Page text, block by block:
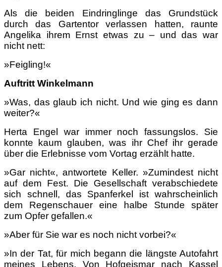
Als die beiden Eindringlinge das Grundstück
durch das Gartentor verlassen hatten, raunte
Angelika ihrem Ernst etwas zu – und das war
nicht nett:
»Feigling!«
Auftritt Winkelmann
»Was, das glaub ich nicht. Und wie ging es dann
weiter?«
Herta Engel war immer noch fassungslos. Sie
konnte kaum glauben, was ihr Chef ihr gerade
über die Erlebnisse vom Vortag erzählt hatte.
»Gar nicht«, antwortete Keller. »Zumindest nicht
auf dem Fest. Die Gesellschaft verabschiedete
sich schnell, das Spanferkel ist wahrscheinlich
dem Regenschauer eine halbe Stunde später
zum Opfer gefallen.«
»Aber für Sie war es noch nicht vorbei?«
»In der Tat, für mich begann die längste Autofahrt
meines Lebens. Von Hofgeismar nach Kassel